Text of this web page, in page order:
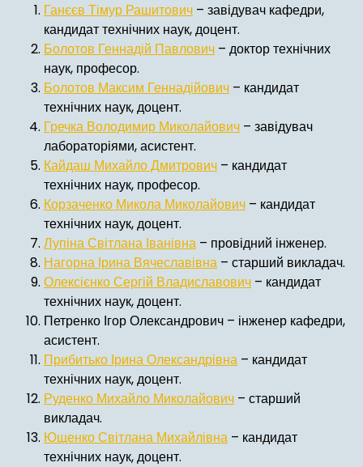
Ганєєв Тімур Рашитович – завідувач кафедри,
кандидат технічних наук, доцент.
Болотов Геннадій Павлович – доктор технічних
наук, професор.
Болотов Максим Геннадійович – кандидат
технічних наук, доцент.
Гречка Володимир Миколайович – завідувач
лабораторіями, асистент.
Кайдаш Михайло Дмитрович – кандидат
технічних наук, професор.
Корзаченко Микола Миколайович – кандидат
технічних наук, доцент.
Лупіна Світлана Іванівна – провідний інженер.
Нагорна Ірина Вячеславівна – старший викладач.
Олексієнко Сергій Владиславович – кандидат
технічних наук, доцент.
Петренко Ігор Олександрович – інженер кафедри,
асистент.
Прибитько Ірина Олександрівна – кандидат
технічних наук, доцент.
Руденко Михайло Миколайович – старший
викладач.
Ющенко Світлана Михайлівна – кандидат
технічних наук, доцент.